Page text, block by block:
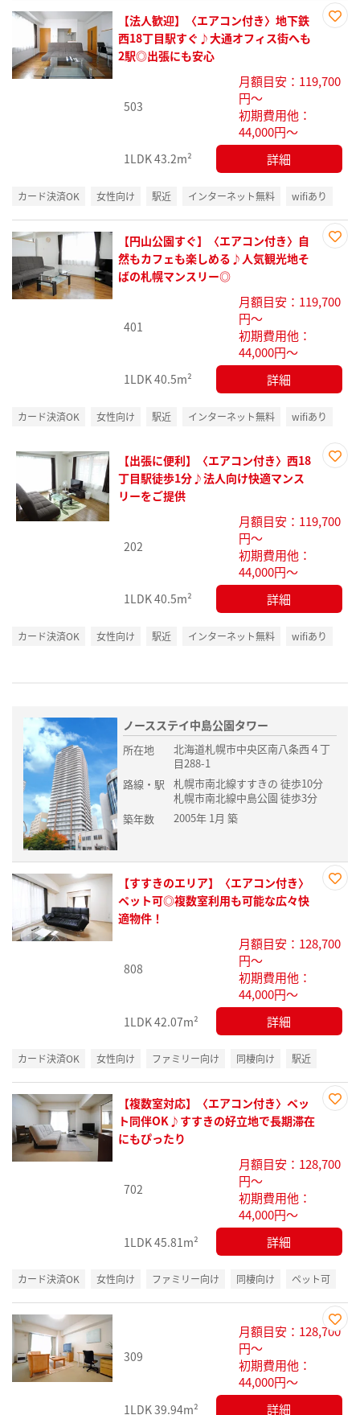
録
【法人歓迎】〈エアコン付き〉地下鉄
西18丁目駅すぐ♪大通オフィス街へも
2駅◎出張にも安心
503
月額目安：119,700
円～
初期費用他：
44,000円～
1LDK43.2m² 詳細
カード決済OK 女性向け 駅近 インターネット無料 wifiあり
録
【円山公園すぐ】〈エアコン付き〉自
然もカフェも楽しめる♪人気観光地そ
ばの札幌マンスリー◎
401
月額目安：119,700
円～
初期費用他：
44,000円～
1LDK40.5m² 詳細
カード決済OK 女性向け 駅近 インターネット無料 wifiあり
録
【出張に便利】〈エアコン付き〉西18
丁目駅徒歩1分♪法人向け快適マンス
リーをご提供
202
月額目安：119,700
円～
初期費用他：
44,000円～
1LDK40.5m² 詳細
カード決済OK 女性向け 駅近 インターネット無料 wifiあり
ノースステイ中島公園タワー
所在地
北海道札幌市中央区南八条西４丁
目288-1
路線・駅
札幌市南北線すすきの 徒歩10分
札幌市南北線中島公園 徒歩3分
築年数
2005年 1月 築
録
【すすきのエリア】〈エアコン付き〉
ペット可◎複数室利用も可能な広々快
適物件！
808
月額目安：128,700
円～
初期費用他：
44,000円～
1LDK42.07m² 詳細
カード決済OK 女性向け ファミリー向け 同棲向け 駅近
録
【複数室対応】〈エアコン付き〉ペッ
ト同伴OK♪すすきの好立地で長期滞在
にもぴったり
702
月額目安：128,700
円～
初期費用他：
44,000円～
1LDK45.81m² 詳細
カード決済OK 女性向け ファミリー向け 同棲向け ペット可
お気
309
月額目安：128,700
円～
初期費用他：
44,000円～
1LDK39.94m² 詳細